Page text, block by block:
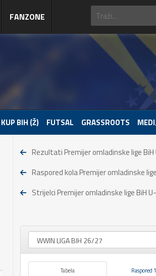
FANZONE
KUP BIH (Ž) FUTSAL GRASSROOTS
Rezultati Premijer omladinske lige BiH
Raspored kola Premijer omladinske
Strijelci Premijer omladinske lige BiH
Tabela Raspored